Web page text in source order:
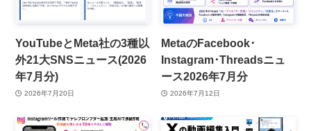
YouTubeとMeta社の3種以
外21大SNSニュース(2026
年7月分)
2026年7月20日
MetaのFacebook･
Instagram･Threadsニュ
ース2026年7月分
2026年7月12日